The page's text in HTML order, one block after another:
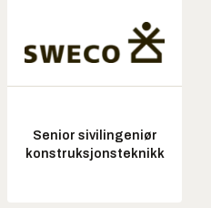
Senior sivilingeniør
konstruksjonsteknikk